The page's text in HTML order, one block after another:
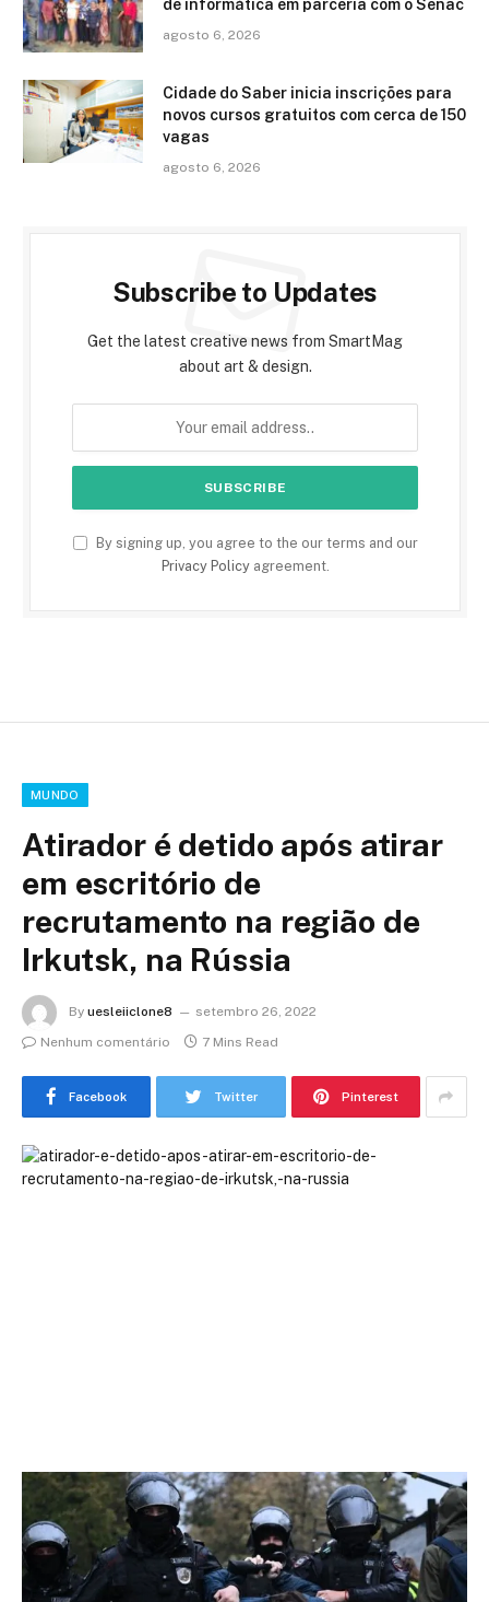
de informática em parceria com o Senac
agosto 6, 2026
Cidade do Saber inicia inscrições para
novos cursos gratuitos com cerca de 150
vagas
agosto 6, 2026
Subscribe to Updates
Get the latest creative news from SmartMag
about art & design.
By signing up, you agree to the our terms and our
Privacy Policyagreement.
MUNDO
Atirador é detido após atirar
em escritório de
recrutamento na região de
Irkutsk, na Rússia
By uesleiiclone8
setembro 26, 2022
Nenhum comentário
7 Mins Read
Facebook Twitter Pinterest